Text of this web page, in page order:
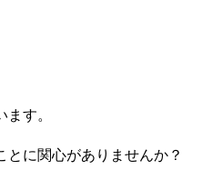
す。
とに関心がありませんか？